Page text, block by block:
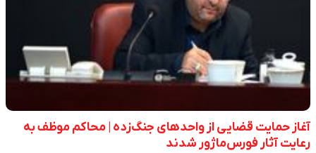
آغاز حمایت قضایی از واحدهای جنگ‌زده | محاکم موظف به
رعایت آثار فورس‌ماژور شدند